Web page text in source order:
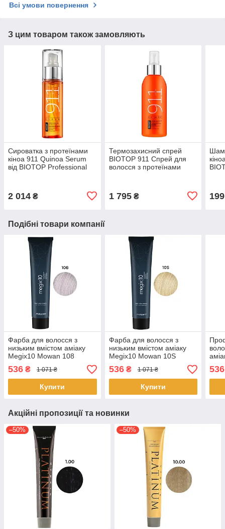
Всі умови повернення
З цим товаром також замовляють
Сироватка з протеїнами
кіноа 911 Quinoa Serum
від BIOTOP Professional
2 014 ₴
Термозахисний спрей
BIOTOP 911 Спрей для
волосся з протеїнами
1 795₴ 199
Подібні товари компанії
Фарба для волосся з
низьким вмістом аміаку
Megix10 Mowan 108
ультра світлий
перламутровий блонд 100
мл
536 ₴ 1 071 ₴
Купити
Фарба для волосся з
низьким вмістом аміаку
Megix10 Mowan 10S
екстра світлий пісочний
блонд 100 мл
536₴ 1 071 ₴
Купити
536
Акційні пропозиції та новинки
–50% –50%